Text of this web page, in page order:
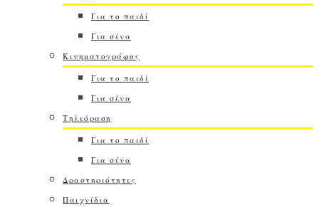
Για το παιδί
Για σένα
Κινηματογράφος
Για το παιδί
Για σένα
Τηλεόραση
Για το παιδί
Για σένα
Δραστηριότητες
Παιχνίδια